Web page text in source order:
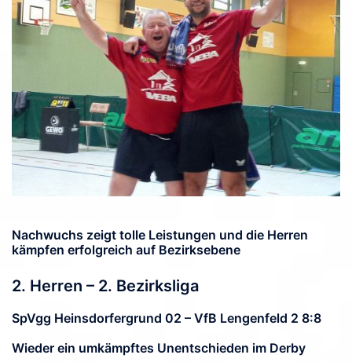
Nachwuchs zeigt tolle Leistungen und die Herren
kämpfen erfolgreich auf Bezirksebene
2. Herren – 2. Bezirksliga
SpVgg Heinsdorfergrund 02 – VfB Lengenfeld 2 8:8
Wieder ein umkämpftes Unentschieden im Derby